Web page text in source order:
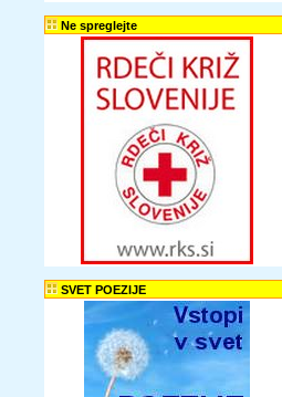
Ne spreglejte
SVET POEZIJE